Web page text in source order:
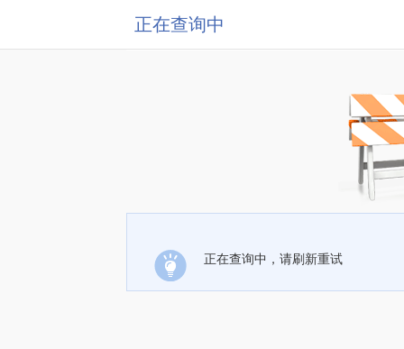
正在查询中
正在查询中，请刷新重试